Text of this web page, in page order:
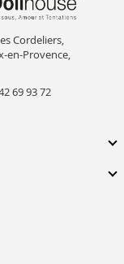
Cordeliers,
en-Provence,
69 93 72